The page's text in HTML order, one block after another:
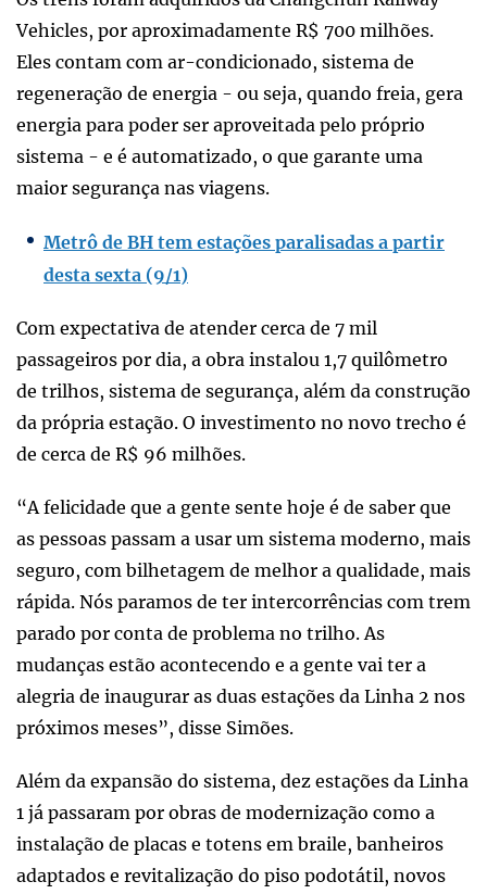
Vehicles, por aproximadamente R$ 700 milhões.
Eles contam com ar-condicionado, sistema de
regeneração de energia - ou seja, quando freia, gera
energia para poder ser aproveitada pelo próprio
sistema - e é automatizado, o que garante uma
maior segurança nas viagens.
Metrô de BH tem estações paralisadas a partir
desta sexta (9/1)
Com expectativa de atender cerca de 7 mil
passageiros por dia, a obra instalou 1,7 quilômetro
de trilhos, sistema de segurança, além da construção
da própria estação. O investimento no novo trecho é
de cerca de R$ 96 milhões.
“A felicidade que a gente sente hoje é de saber que
as pessoas passam a usar um sistema moderno, mais
seguro, com bilhetagem de melhor a qualidade, mais
rápida. Nós paramos de ter intercorrências com trem
parado por conta de problema no trilho. As
mudanças estão acontecendo e a gente vai ter a
alegria de inaugurar as duas estações da Linha 2 nos
próximos meses”, disse Simões.
Além da expansão do sistema, dez estações da Linha
1 já passaram por obras de modernização como a
instalação de placas e totens em braile, banheiros
adaptados e revitalização do piso podotátil, novos